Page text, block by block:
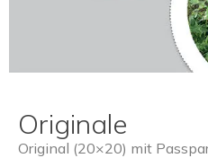
Originale
Original (20×20) mit